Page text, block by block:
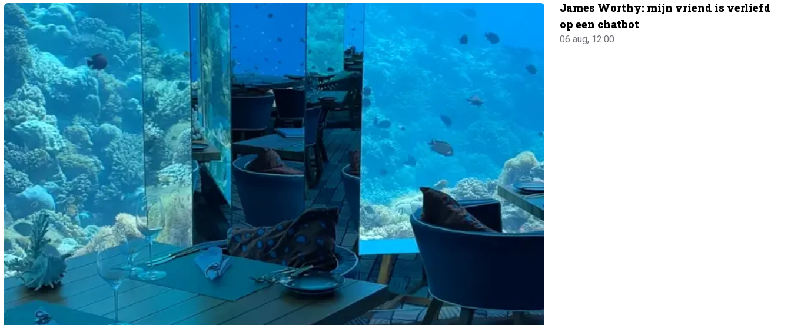
James Worthy: mijn vriend is verliefd
op een chatbot
06 aug, 12:00